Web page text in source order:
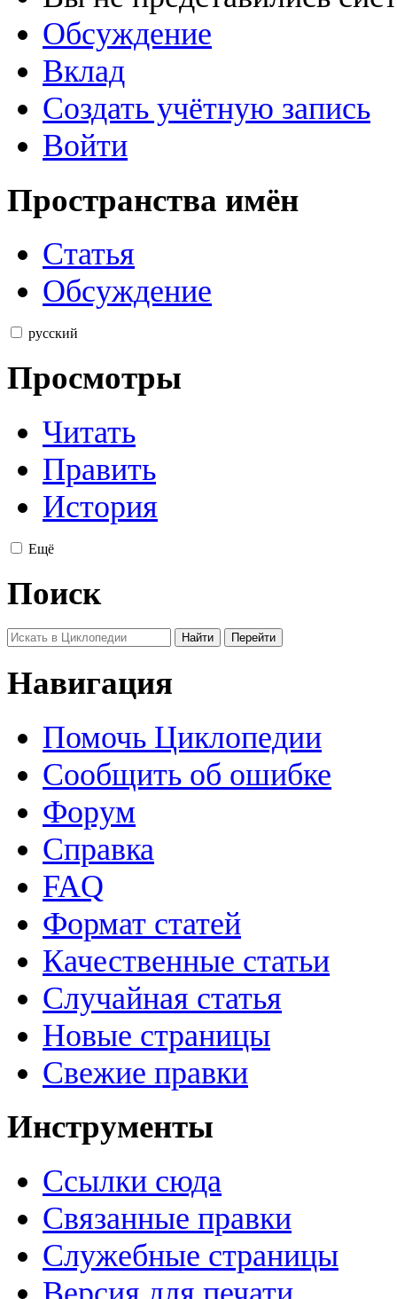
Обсуждение
Вклад
Создать учётную запись
Войти
Пространства имён
Статья
Обсуждение
русский
Просмотры
Читать
Править
История
Ещё
Поиск
Навигация
Помочь Циклопедии
Сообщить об ошибке
Форум
Справка
FAQ
Формат статей
Качественные статьи
Случайная статья
Новые страницы
Свежие правки
Инструменты
Ссылки сюда
Связанные правки
Служебные страницы